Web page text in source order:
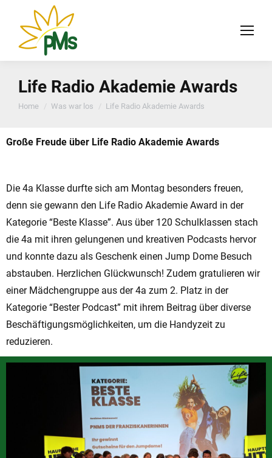
Life Radio Akademie Awards
You are here:
Home Was war los Life Radio Akademie Awards
Große Freude über Life Radio Akademie Awards
Die 4a Klasse durfte sich am Montag besonders freuen,
denn sie gewann den Life Radio Akademie Award in der
Kategorie “Beste Klasse”. Aus über 120 Schulklassen stach
die 4a mit ihren gelungenen und kreativen Podcasts hervor
und konnte dazu als Geschenk einen Jump Dome Besuch
abstauben. Herzlichen Glückwunsch! Zudem gratulieren wir
einer Mädchengruppe aus der 4a zum 2. Platz in der
Kategorie “Bester Podcast” mit ihrem Beitrag über diverse
Beschäftigungsmöglichkeiten, um die Handyzeit zu
reduzieren.